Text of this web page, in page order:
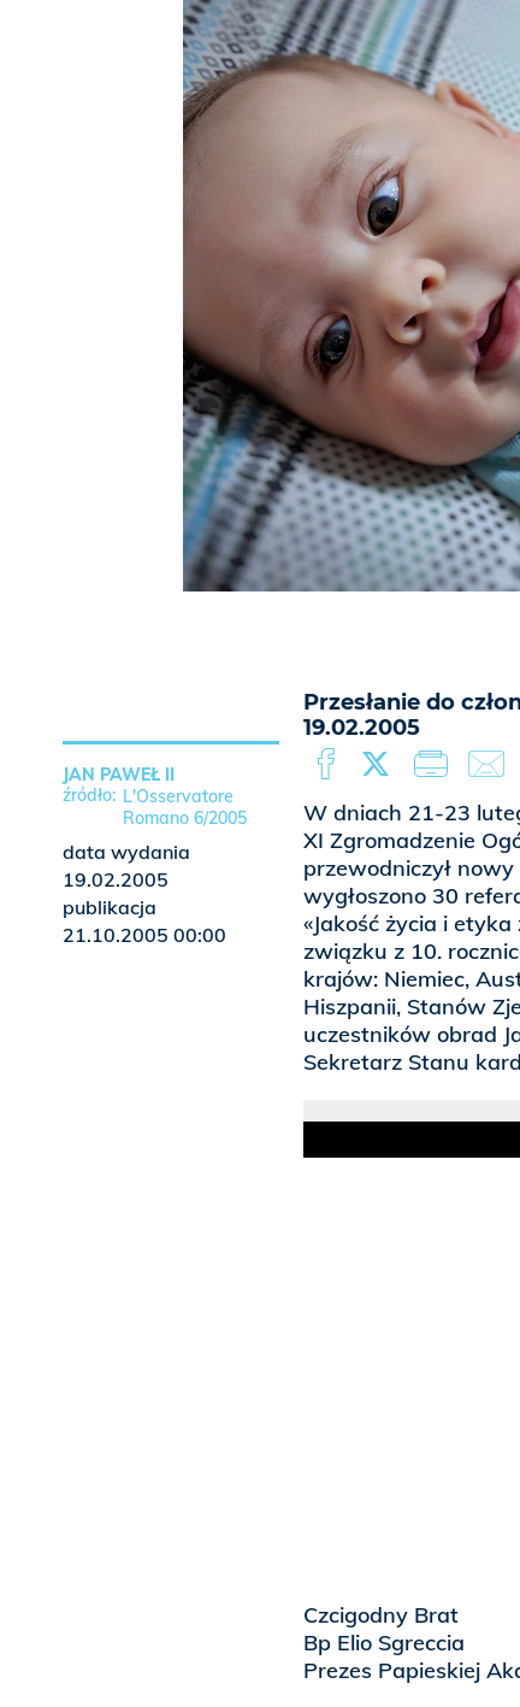
Przesłanie do
19.02.2005
W dniach 21-23
XI Zgromadzenie
przewodniczył
wygłoszono 30
«Jakość życia i
związku z 10.
krajów: Niemiec,
Hiszpanii, Stanów
uczestników obrad
Sekretarz Stanu
Czcigodny Brat
Bp Elio Sgreccia
Prezes Papieskiej
JAN PAWEŁ II
L'Osservatore
Romano 6/2005
data wydania
19.02.2005
publikacja
21.10.2005 00:00